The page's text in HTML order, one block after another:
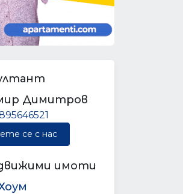
Димитров
се с нас
имоти